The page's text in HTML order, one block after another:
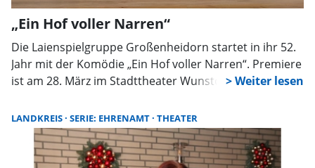
„Ein Hof voller Narren“
Die Laienspielgruppe Großenheidorn startet in ihr 52.
Jahr mit der Komödie „Ein Hof voller Narren“. Premiere
ist am 28. März im Stadttheater Wunstorf. Der
die Aufführungen sind erfahrungsgemäß rasch
ausverkauft.
LANDKREIS SERIE: EHRENAMT THEATER